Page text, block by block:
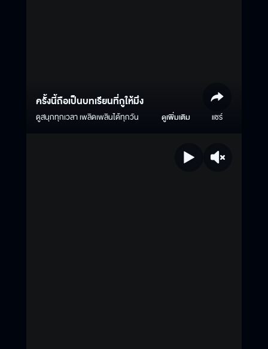
ครั้งนี้ถือเป็นบทเรียนที่กูให้มึง
ดูสนุกทุกเวลา เพลิดเพลินได้ทุกวัน ดูเพิ่มเติม แชร์